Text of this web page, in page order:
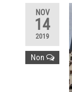
NOV
14
2019
Non